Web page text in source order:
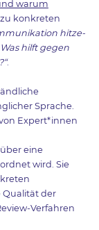
warum
zu konkreten
hitze-
hilft gegen
.
Sprache.
Expert*innen
eine
wird. Sie
Qualität der
Verfahren